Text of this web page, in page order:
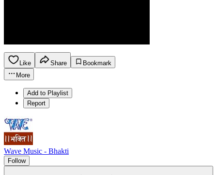
Like Share
Bookmark
More
Add to Playlist
Report
Wave Music - Bhakti
Follow